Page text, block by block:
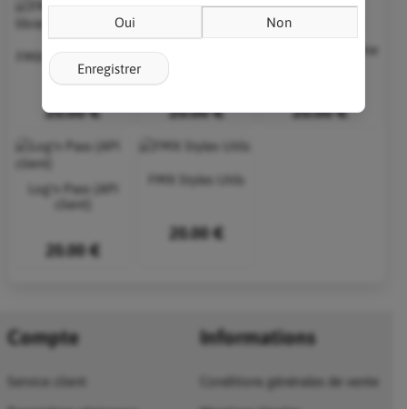
FMX Extend library
20.00 €
FMX Tools Starter
20.00 €
Gamolf FMX Game
20.00 €
Log'n Pass (API
client)
20.00 €
FMX Styles Utils
20.00 €
Compte
Service client
Informations
Conditions générales de vente
Oui Non
Enregistrer